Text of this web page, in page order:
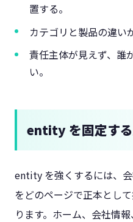
置する。
カテゴリと製品の違い
責任主体が見えず、誰
い。
entity を固定す
entity を強くするには、
をどのページで正本とし
ります。ホーム、会社情